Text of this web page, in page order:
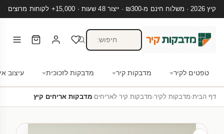
קיץ 2026 · משלוח חינם מ-₪300 · ייצור 48 שעות · 15,000+ לקוחות מרוצים
טפטים לקיר מדבקות קיר מדבקות לזכוכית עיצוב
דף הבית›מדבקות לקיר›מדבקות קיר לאריחים›מדבקות אריחים קיץ